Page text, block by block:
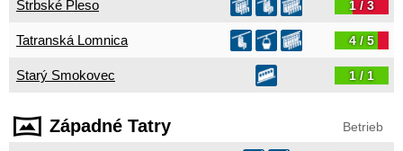
Štrbské Pleso 1 / 3
Tatranská Lomnica 4 / 5
Starý Smokovec 1 / 1
Západné Tatry Betrieb